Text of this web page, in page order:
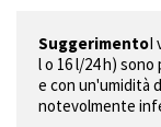
SuggerimentoI
l o 16 l/24 h)
e con un'umidità
notevolmente